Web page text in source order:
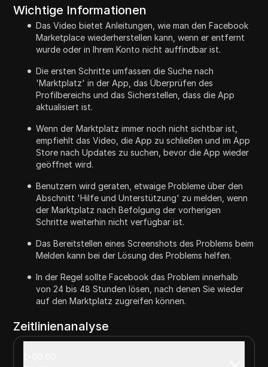
Wichtige Informationen
Das Video bietet Anleitungen, wie man den Facebook
Marketplace wiederherstellen kann, wenn er entfernt
wurde oder in Ihrem Konto nicht auffindbar ist.
Die ersten Schritte umfassen die Suche nach
'Marktplatz' in der App, das Überprüfen des
Profilbereichs und das Sicherstellen, dass die App
aktualisiert ist.
Wenn der Marktplatz immer noch nicht sichtbar ist,
empfiehlt das Video, die App zu schließen und im App
Store nach Updates zu suchen, bevor die App wieder
geöffnet wird.
Benutzern wird geraten, etwaige Probleme über den
Abschnitt 'Hilfe und Unterstützung' zu melden, wenn
der Marktplatz nach Befolgung der vorherigen
Schritte weiterhin nicht verfügbar ist.
Das Bereitstellen eines Screenshots des Problems beim
Melden kann bei der Lösung des Problems helfen.
In der Regel sollte Facebook das Problem innerhalb
von 24 bis 48 Stunden lösen, nach denen Sie wieder
auf den Marktplatz zugreifen können.
Zeitlinienanalyse